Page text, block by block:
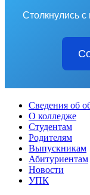
Столкнулись
Сведения об
О колледже
Студентам
Родителям
Выпускникам
Абитуриентам
Новости
УПК